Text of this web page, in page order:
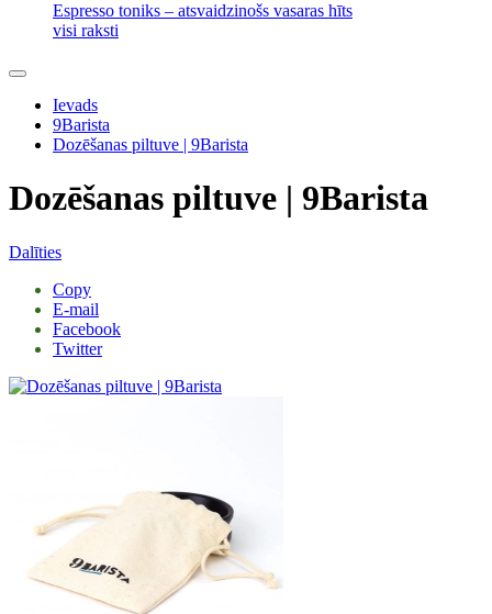
Espresso toniks – atsvaidzinošs vasaras hīts
visi raksti
Ievads
9Barista
Dozēšanas piltuve | 9Barista
Dozēšanas piltuve | 9Barista
Dalīties
Copy
E-mail
Facebook
Twitter